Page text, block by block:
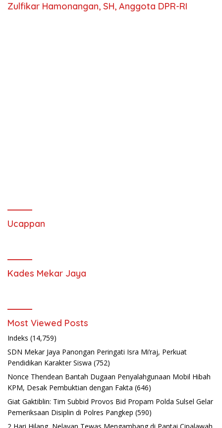
Zulfikar Hamonangan, SH, Anggota DPR-RI
Ucappan
Kades Mekar Jaya
Most Viewed Posts
Indeks (14,759)
SDN Mekar Jaya Panongan Peringati Isra Mi’raj, Perkuat
Pendidikan Karakter Siswa (752)
Nonce Thendean Bantah Dugaan Penyalahgunaan Mobil Hibah
KPM, Desak Pembuktian dengan Fakta (646)
Giat Gaktiblin: Tim Subbid Provos Bid Propam Polda Sulsel Gelar
Pemeriksaan Disiplin di Polres Pangkep (590)